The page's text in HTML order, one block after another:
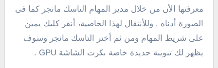
معرفتها الأن من خلال مدير المهام التاسك مانجر كما فى
الصورة أدناه . وللأنتقال لهذا الخاصية، أنقر كليك يمين
على شريط المهام ومن ثم أختر التاسك مانجر وسوف
يظهر لك تبويبة جديدة خاصة بكرت الشاشة GPU .